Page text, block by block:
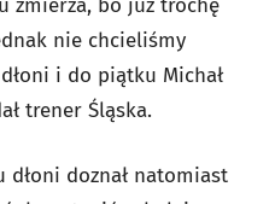
zmierza, bo już trochę
nie chcieliśmy
i do piątku Michał
trener Śląska.
doznał natomiast